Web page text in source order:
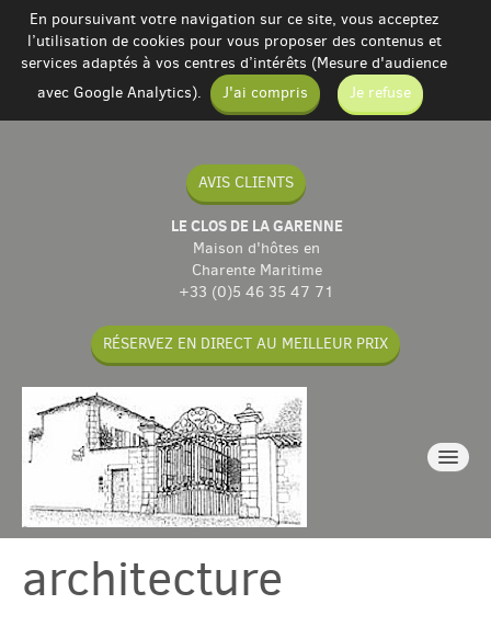
En poursuivant votre navigation sur ce site, vous acceptez
l’utilisation de cookies pour vous proposer des contenus et
services adaptés à vos centres d’intérêts (Mesure d'audience
avec Google Analytics).
J'ai compris Je refuse
AVIS CLIENTS
LE CLOS DE LA GARENNE
Maison d'hôtes en
Charente Maritime
+33 (0)5 46 35 47 71
RÉSERVEZ EN DIRECT AU MEILLEUR PRIX
Chambres & table
architecture